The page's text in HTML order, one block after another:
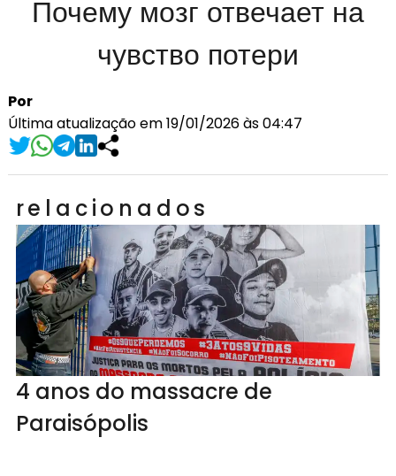
Почему мозг отвечает на
чувство потери
Por
Última atualização em 19/01/2026 às 04:47
relacionados
4 anos do massacre de
Paraisópolis